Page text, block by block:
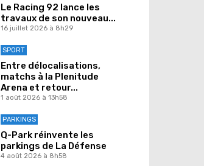
Le Racing 92 lance les
travaux de son nouveau...
16 juillet 2026 à 8h29
SPORT
Entre délocalisations,
matchs à la Plenitude
Arena et retour...
1 août 2026 à 13h58
PARKINGS
Q-Park réinvente les
parkings de La Défense
4 août 2026 à 8h58